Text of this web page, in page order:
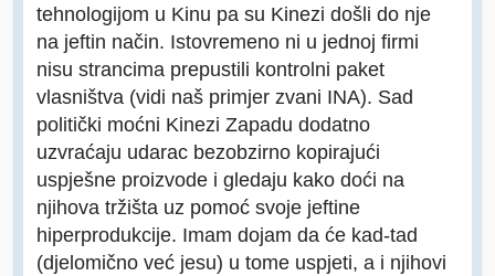
tehnologijom u Kinu pa su Kinezi došli do nje
na jeftin način. Istovremeno ni u jednoj firmi
nisu strancima prepustili kontrolni paket
vlasništva (vidi naš primjer zvani INA). Sad
politički moćni Kinezi Zapadu dodatno
uzvraćaju udarac bezobzirno kopirajući
uspješne proizvode i gledaju kako doći na
njihova tržišta uz pomoć svoje jeftine
hiperprodukcije. Imam dojam da će kad-tad
(djelomično već jesu) u tome uspjeti, a i njihovi